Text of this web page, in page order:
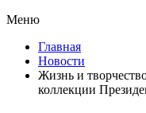
Меню
Главная
Новости
Жизнь и
коллекции